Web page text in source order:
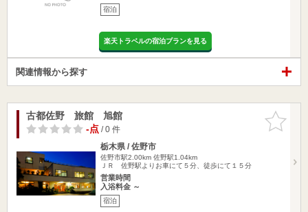
宿泊
楽天トラベルの宿泊プランを見る
関連情報から探す
お気に入
りに追加
古都佐野 旅館 旭館
-点/ 0 件
栃木県 / 佐野市
佐野市駅2.00km 佐野駅1.04km
ＪＲ 佐野駅よりお車にて５分、徒歩にて１５分
営業時間
入浴料金 ～
宿泊